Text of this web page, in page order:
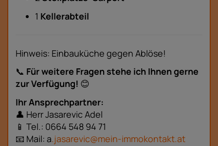
1 Kellerabteil
Hinweis: Einbauküche gegen Ablöse!
📞 Für weitere Fragen stehe ich Ihnen gerne
zur Verfügung! 😊
Ihr Ansprechpartner:
👤 Herr Jasarevic Adel
📱 Tel.: 0664 548 94 71
📧 Mail: a.jasarevic@mein-immokontakt.at